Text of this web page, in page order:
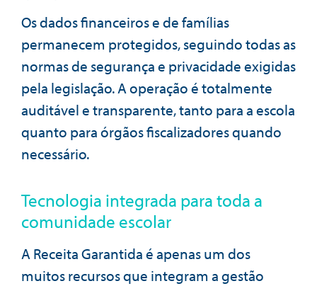
Os dados financeiros e de famílias
permanecem protegidos, seguindo todas as
normas de segurança e privacidade exigidas
pela legislação. A operação é totalmente
auditável e transparente, tanto para a escola
quanto para órgãos fiscalizadores quando
necessário.
Tecnologia integrada para toda a
comunidade escolar
A Receita Garantida é apenas um dos
muitos recursos que integram a gestão